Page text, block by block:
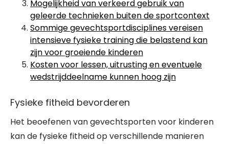
Mogelijkheid van verkeerd gebruik van
geleerde technieken buiten de sportcontext
Sommige gevechtsportdisciplines vereisen
intensieve fysieke training die belastend kan
zijn voor groeiende kinderen
Kosten voor lessen, uitrusting en eventuele
wedstrijddeelname kunnen hoog zijn
Fysieke fitheid bevorderen
Het beoefenen van gevechtsporten voor kinderen
kan de fysieke fitheid op verschillende manieren